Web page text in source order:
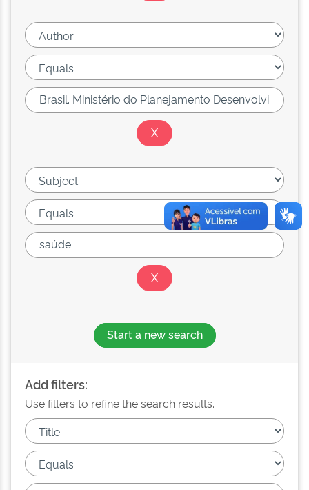
Start a new search
Add filters:
Use filters to refine the search results.